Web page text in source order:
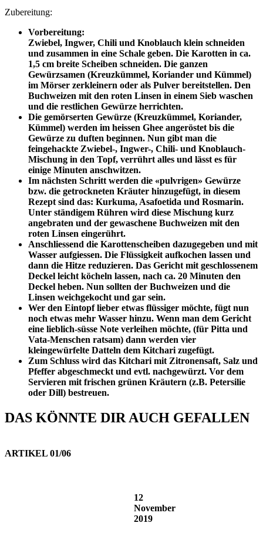
Zubereitung:
Vorbereitung:
Zwiebel, Ingwer, Chili und Knoblauch klein schneiden
und zusammen in eine Schale geben. Die Karotten in ca.
1,5 cm breite Scheiben schneiden. Die ganzen
Gewürzsamen (Kreuzkümmel, Koriander und Kümmel)
im Mörser zerkleinern oder als Pulver bereitstellen. Den
Buchweizen mit den roten Linsen in einem Sieb waschen
und die restlichen Gewürze herrichten.
Die gemörserten Gewürze (Kreuzkümmel, Koriander,
Kümmel) werden im heissen Ghee angeröstet bis die
Gewürze zu duften beginnen. Nun gibt man die
feingehackte Zwiebel-, Ingwer-, Chili- und Knoblauch-
Mischung in den Topf, verrührt alles und lässt es für
einige Minuten anschwitzen.
Im nächsten Schritt werden die «pulvrigen» Gewürze
bzw. die getrockneten Kräuter hinzugefügt, in diesem
Rezept sind das: Kurkuma, Asafoetida und Rosmarin.
Unter ständigem Rühren wird diese Mischung kurz
angebraten und der gewaschene Buchweizen mit den
roten Linsen eingerührt.
Anschliessend die Karottenscheiben dazugegeben und mit
Wasser aufgiessen. Die Flüssigkeit aufkochen lassen und
dann die Hitze reduzieren. Das Gericht mit geschlossenem
Deckel leicht köcheln lassen, nach ca. 20 Minuten den
Deckel heben. Nun sollten der Buchweizen und die
Linsen weichgekocht und gar sein.
Wer den Eintopf lieber etwas flüssiger möchte, fügt nun
noch etwas mehr Wasser hinzu. Wenn man dem Gericht
eine lieblich-süsse Note verleihen möchte, (für Pitta und
Vata-Menschen ratsam) dann werden vier
kleingewürfelte Datteln dem Kitchari zugefügt.
Zum Schluss wird das Kitchari mit Zitronensaft, Salz und
Pfeffer abgeschmeckt und evtl. nachgewürzt. Vor dem
Servieren mit frischen grünen Kräutern (z.B. Petersilie
oder Dill) bestreuen.
DAS KÖNNTE DIR AUCH GEFALLEN
ARTIKEL 01/06
12
November
2019